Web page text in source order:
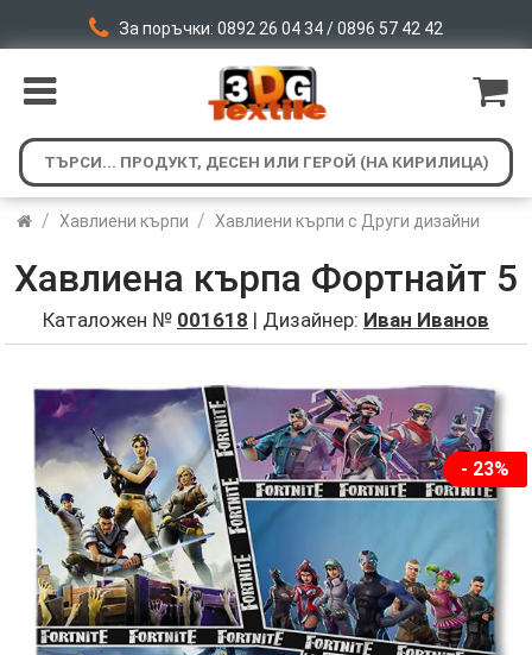
За поръчки: 0892 26 04 34 / 0896 57 42 42
/ Хавлиени кърпи / Хавлиени кърпи с Други дизайни
Хавлиена кърпа Фортнайт 5
Каталожен № 001618 | Дизайнер: Иван Иванов
- 23%